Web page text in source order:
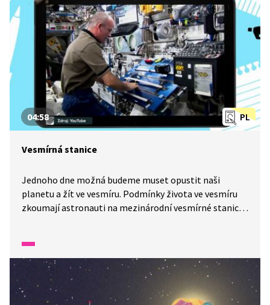
PL
04:58
Vesmírná stanice
Jednoho dne možná budeme muset opustit naši
planetu a žít ve vesmíru. Podmínky života ve vesmíru
zkoumají astronauti na mezinárodní vesmírné stanici,
z Wifiny.